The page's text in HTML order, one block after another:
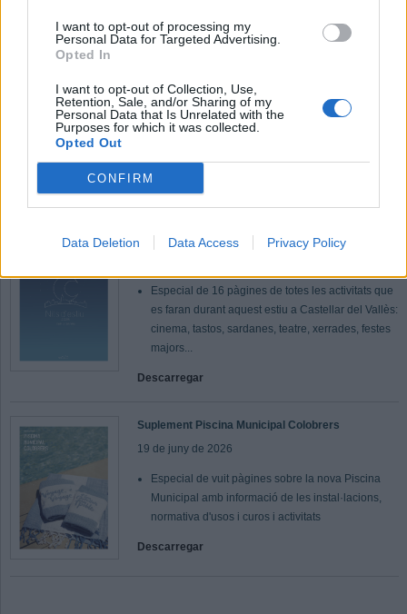
I want to opt-out of processing my
Personal Data for Targeted Advertising.
Opted In
I want to opt-out of Collection, Use,
Retention, Sale, and/or Sharing of my
Personal Data that Is Unrelated with the
Purposes for which it was collected.
Opted Out
CONFIRM
Data Deletion Data Access Privacy Policy
Del 19 al 25 de juny de 2026
El filial de l'Hoquei Club Castellar, a Primera
Catalana!
Descarregar
Suplement Nits d'Estiu 2026
Especial de 16 pàgines de totes les activitats que
es faran durant aquest estiu a Castellar del Vallès:
cinema, tastos, sardanes, teatre, xerrades, festes
majors...
Descarregar
Suplement Piscina Municipal Colobrers
19 de juny de 2026
Especial de vuit pàgines sobre la nova Piscina
Municipal amb informació de les instal·lacions,
normativa d'usos i curos i activitats
Descarregar